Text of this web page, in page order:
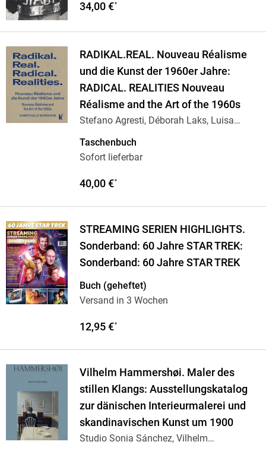
34,00 €*
RADIKAL.REAL. Nouveau Réalisme
und die Kunst der 1960er Jahre:
RADICAL. REALITIES Nouveau
Réalisme and the Art of the 1960s
Stefano Agresti, Déborah Laks, Luisa
Taschenbuch
Sofort lieferbar
40,00 €*
STREAMING SERIEN HIGHLIGHTS.
Sonderband: 60 Jahre STAR TREK:
Sonderband: 60 Jahre STAR TREK
Buch (geheftet)
Versand in 3 Wochen
12,95 €*
Vilhelm Hammershøi. Maler des
stillen Klangs: Ausstellungskatalog
zur dänischen Interieurmalerei und
skandinavischen Kunst um 1900
Studio Sonia Sánchez, Vilhelm